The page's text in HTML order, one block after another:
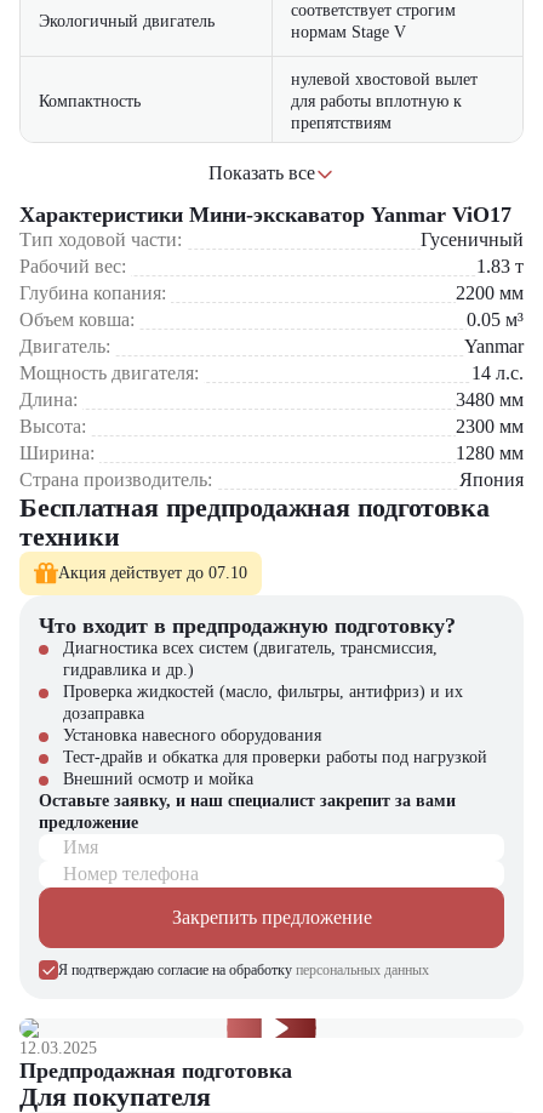
Экологичный двигатель
соответствует строгим
нормам Stage V
Компактность
нулевой хвостовой вылет
для работы вплотную к
препятствиям
эргономичная кабина с
Городское строительство
Коммунальное хозяйство
Ландшафтный дизайн
Yanmar ViO17
– эталон надежности и производительности в классе
компактной техники! Идеальный выбор для профессионалов,
ценящих качество и эффективность.
Показать все
Характеристики Мини-экскаватор Yanmar ViO17
Тип ходовой части:
Гусеничный
Рабочий вес:
1.83 т
Глубина копания:
2200 мм
Объем ковша:
0.05 м³
Двигатель:
Yanmar
Мощность двигателя:
14 л.с.
Длина:
3480 мм
Высота:
2300 мм
Ширина:
1280 мм
Страна производитель:
Япония
Бесплатная предпродажная подготовка
техники
Акция действует до 07.10
Что входит в предпродажную подготовку?
Диагностика всех систем (двигатель, трансмиссия,
гидравлика и др.)
Проверка жидкостей (масло, фильтры, антифриз) и их
дозаправка
Установка навесного оборудования
Тест-драйв и обкатка для проверки работы под нагрузкой
Внешний осмотр и мойка
Оставьте заявку, и наш специалист закрепит за вами
предложение
Имя
Номер телефона
Закрепить предложение
Я подтверждаю согласие на обработку персональных данных
12.03.2025
Предпродажная подготовка
Для покупателя